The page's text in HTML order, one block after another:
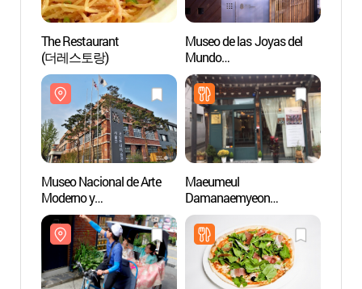
The Restaurant
(더레스토랑)
Museo de las Joyas del
Mundo
(세계장신구박물관)
Museo Nacional de Arte
Moderno y
Contemporáneo en Seúl
[MMCA] (국립현대미술관
서울관)
Maeumeul
Damanaemyeon
(마음을담아내면)